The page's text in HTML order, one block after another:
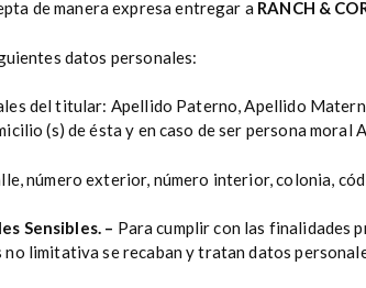
de manera expresa entregar a RANCH &
datos personales:
del titular: Apellido Paterno, Apellido
(s) de ésta y en caso de ser persona moral
número exterior, número interior, colonia,
Sensibles. – Para cumplir con las finalidades
no limitativa se recaban y tratan datos